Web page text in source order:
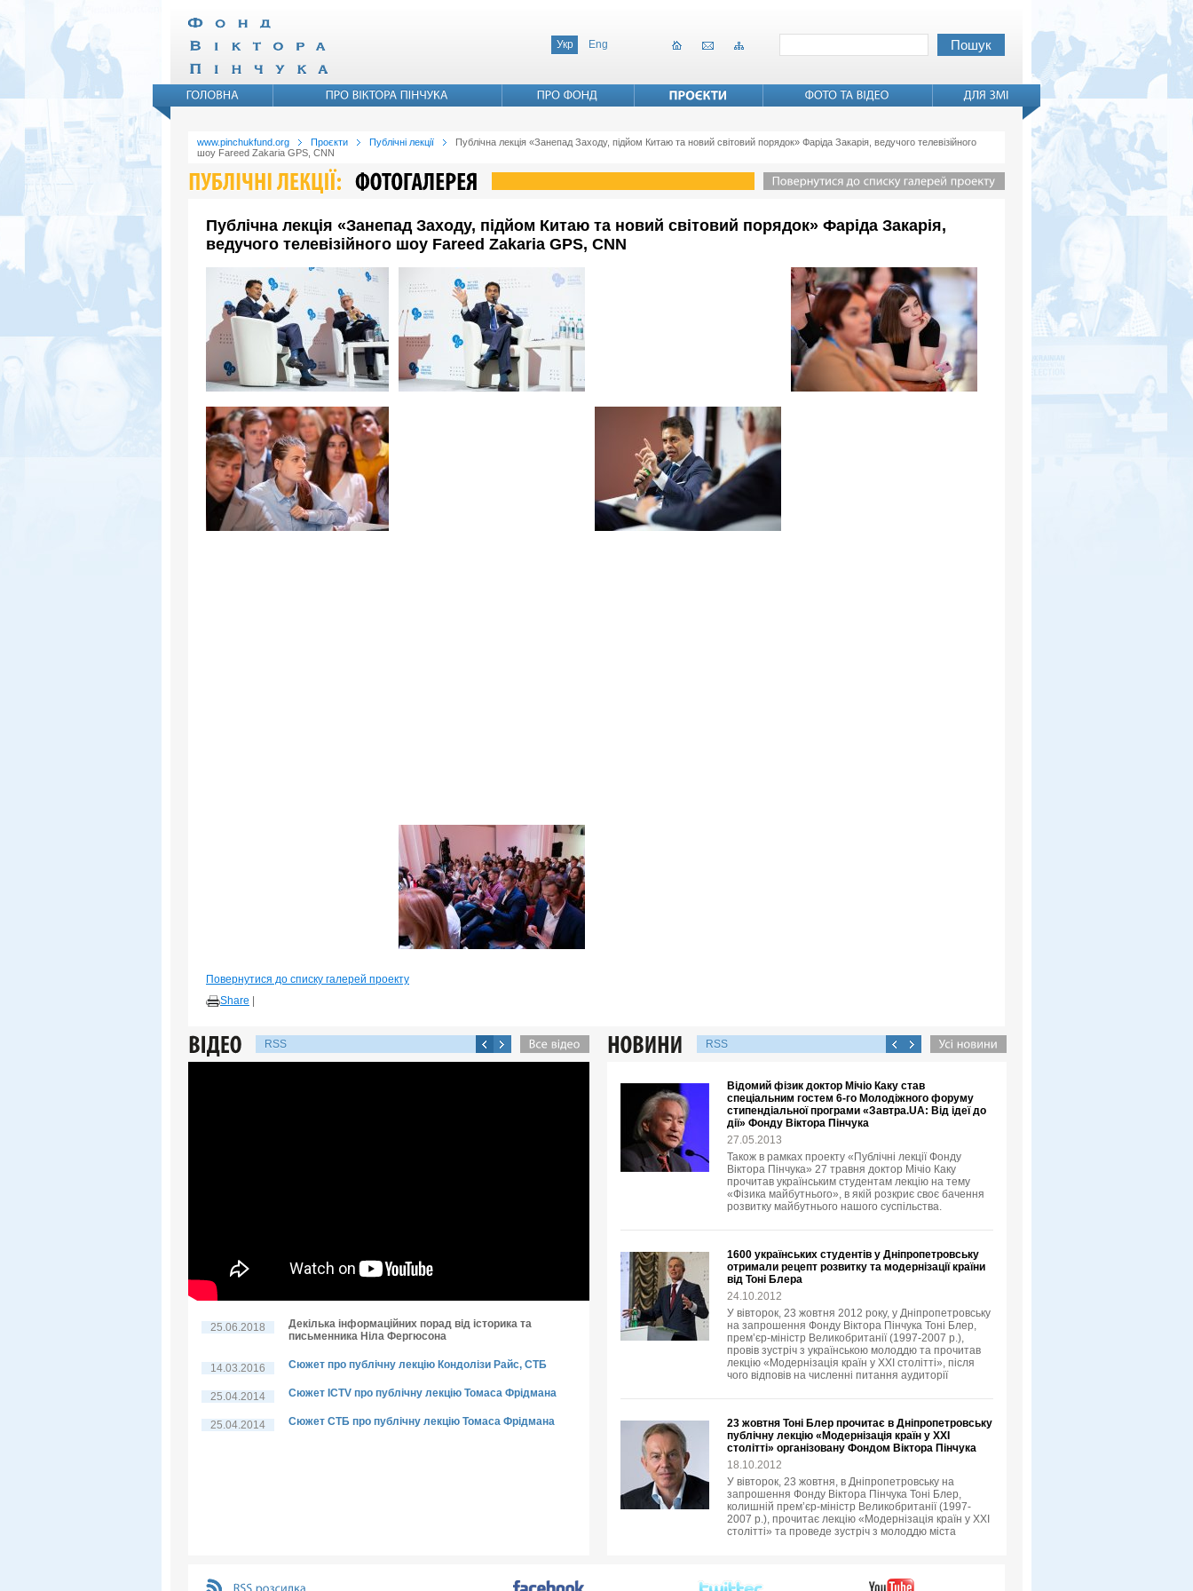
Укр Eng
www.pinchukfund.org Проєкти Публічні лекції
Публічна лекція «Занепад Заходу, підйом Китаю та новий світовий порядок» Фаріда Закарія, ведучого телевізійного
шоу Fareed Zakaria GPS, CNN
Публічна лекція «Занепад Заходу, підйом Китаю та новий світовий порядок» Фаріда Закарія,
ведучого телевізійного шоу Fareed Zakaria GPS, CNN
Повернутися до списку галерей проекту
Share
RSS
25.06.2018
Декілька інформаційних порад від історика та
письменника Ніла Фергюсона
14.03.2016 Сюжет про публічну лекцію Кондолізи Райс, СТБ
25.04.2014 Сюжет ICTV про публічну лекцію Томаса Фрідмана
25.04.2014 Сюжет СТБ про публічну лекцію Томаса Фрідмана
RSS
Відомий фізик доктор Мічіо Каку став
спеціальним гостем 6-го Молодіжного форуму
стипендіальної програми «Завтра.UA: Від ідеї до
дії» Фонду Віктора Пінчука
27.05.2013
Також в рамках проекту «Публічні лекції Фонду
Віктора Пінчука» 27 травня доктор Мічіо Каку
прочитав українським студентам лекцію на тему
«Фізика майбутнього», в якій розкриє своє бачення
розвитку майбутнього нашого суспільства.
1600 українських студентів у Дніпропетровську
отримали рецепт розвитку та модернізації країни
від Тоні Блера
24.10.2012
У вівторок, 23 жовтня 2012 року, у Дніпропетровську
на запрошення Фонду Віктора Пінчука Тоні Блер,
прем’єр-міністр Великобританії (1997-2007 р.),
провів зустріч з українською молоддю та прочитав
лекцію «Модернізація країн у XXI столітті», після
чого відповів на численні питання аудиторії
23 жовтня Тоні Блер прочитає в Дніпропетровську
публічну лекцію «Модернізація країн у XXI
столітті» організовану Фондом Віктора Пінчука
18.10.2012
У вівторок, 23 жовтня, в Дніпропетровську на
запрошення Фонду Віктора Пінчука Тоні Блер,
колишній прем’єр-міністр Великобританії (1997-
2007 р.), прочитає лекцію «Модернізація країн у XXI
столітті» та проведе зустріч з молоддю міста